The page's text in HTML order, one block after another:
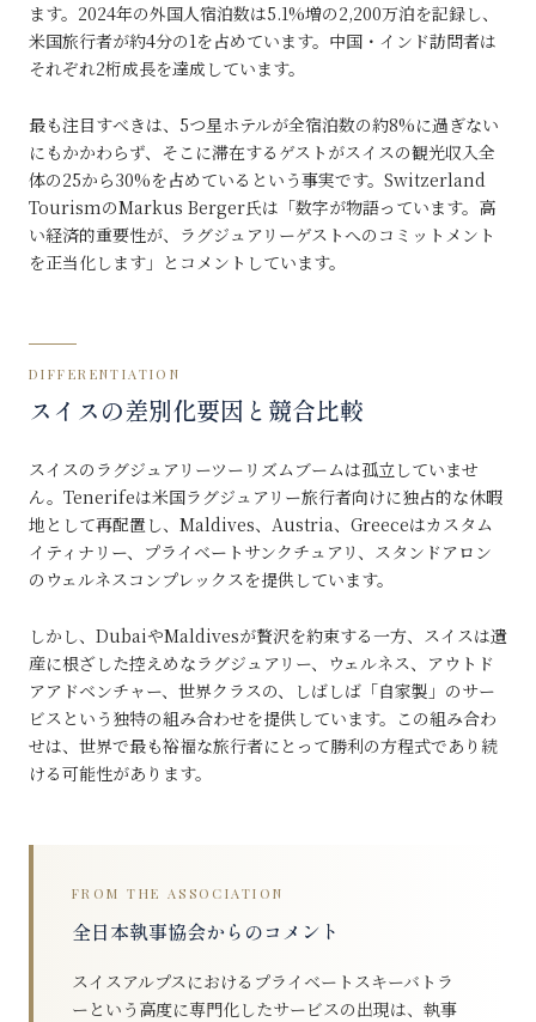
ます。2024年の外国人宿泊数は5.1%増の2,200万泊を記録し、
米国旅行者が約4分の1を占めています。中国・インド訪問者は
それぞれ2桁成長を達成しています。
最も注目すべきは、5つ星ホテルが全宿泊数の約8%に過ぎない
にもかかわらず、そこに滞在するゲストがスイスの観光収入全
体の25から30%を占めているという事実です。Switzerland
TourismのMarkus Berger氏は「数字が物語っています。高
い経済的重要性が、ラグジュアリーゲストへのコミットメント
を正当化します」とコメントしています。
DIFFERENTIATION
スイスの差別化要因と競合比較
スイスのラグジュアリーツーリズムブームは孤立していませ
ん。Tenerifeは米国ラグジュアリー旅行者向けに独占的な休暇
地として再配置し、Maldives、Austria、Greeceはカスタム
イティナリー、プライベートサンクチュアリ、スタンドアロン
のウェルネスコンプレックスを提供しています。
しかし、DubaiやMaldivesが贅沢を約束する一方、スイスは遺
産に根ざした控えめなラグジュアリー、ウェルネス、アウトド
アアドベンチャー、世界クラスの、しばしば「自家製」のサー
ビスという独特の組み合わせを提供しています。この組み合わ
せは、世界で最も裕福な旅行者にとって勝利の方程式であり続
ける可能性があります。
FROM THE ASSOCIATION
全日本執事協会からのコメント
スイスアルプスにおけるプライベートスキーバトラ
ーという高度に専門化したサービスの出現は、執事